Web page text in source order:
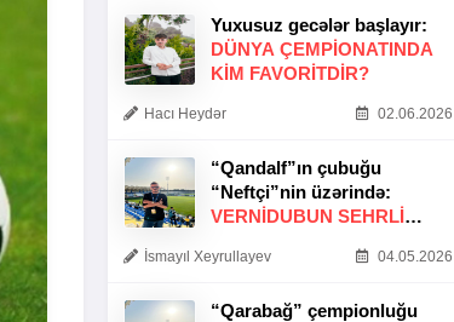
Yuxusuz gecələr başlayır:
DÜNYA ÇEMPIONATINDA
KIM FAVORITDIR?
Hacı Heydər 02.06.2026
“Qandalf”ın çubuğu
“Neftçi”nin üzərində:
VERNİDUBUN SEHRLİ
İsmayıl Xeyrullayev 04.05.2026
“Qarabağ” çempionluğu